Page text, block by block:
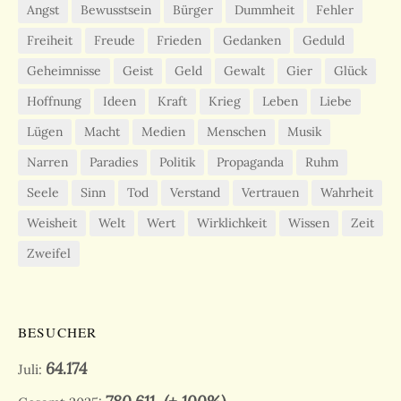
Angst Bewusstsein Bürger Dummheit
Fehler
Freiheit
Freude Frieden Gedanken
Geduld
Geheimnisse
Geist Geld Gewalt Gier
Glück
Hoffnung
Ideen Kraft Krieg Leben
Liebe
Lügen
Macht Medien Menschen
Musik
Narren
Paradies Politik Propaganda
Ruhm
Seele
Sinn Tod Verstand Vertrauen
Wahrheit
Weisheit
Welt Wert Wirklichkeit Wissen
Zeit
Zweifel
BESUCHER
Juli: 64.174